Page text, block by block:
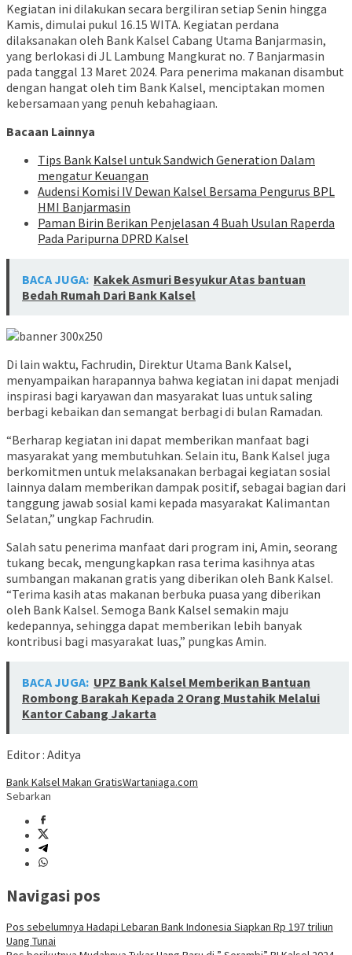
Kegiatan ini dilakukan secara bergiliran setiap Senin hingga
Kamis, dimulai pukul 16.15 WITA. Kegiatan perdana
dilaksanakan oleh Bank Kalsel Cabang Utama Banjarmasin,
yang berlokasi di JL Lambung Mangkurat no. 7 Banjarmasin
pada tanggal 13 Maret 2024. Para penerima makanan disambut
dengan hangat oleh tim Bank Kalsel, menciptakan momen
kebersamaan yang penuh kebahagiaan.
Bacaan Lainnya
Tips Bank Kalsel untuk Sandwich Generation Dalam
mengatur Keuangan
Audensi Komisi IV Dewan Kalsel Bersama Pengurus BPL
HMI Banjarmasin
Paman Birin Berikan Penjelasan 4 Buah Usulan Raperda
Pada Paripurna DPRD Kalsel
BACA JUGA: Kakek Asmuri Besyukur Atas bantuan
Bedah Rumah Dari Bank Kalsel
Di lain waktu, Fachrudin, Direktur Utama Bank Kalsel,
menyampaikan harapannya bahwa kegiatan ini dapat menjadi
inspirasi bagi karyawan dan masyarakat luas untuk saling
berbagi kebaikan dan semangat berbagi di bulan Ramadan.
“Berharap kegiatan ini dapat memberikan manfaat bagi
masyarakat yang membutuhkan. Selain itu, Bank Kalsel juga
berkomitmen untuk melaksanakan berbagai kegiatan sosial
lainnya dalam memberikan dampak positif, sebagai bagian dari
tanggung jawab sosial kami kepada masyarakat Kalimantan
Selatan,” ungkap Fachrudin.
Salah satu penerima manfaat dari program ini, Amin, seorang
tukang becak, mengungkapkan rasa terima kasihnya atas
sumbangan makanan gratis yang diberikan oleh Bank Kalsel.
“Terima kasih atas makanan berbuka puasa yang diberikan
oleh Bank Kalsel. Semoga Bank Kalsel semakin maju
kedepannya, sehingga dapat memberikan lebih banyak
kontribusi bagi masyarakat luas,” pungkas Amin.
BACA JUGA: UPZ Bank Kalsel Memberikan Bantuan
Rombong Barakah Kepada 2 Orang Mustahik Melalui
Kantor Cabang Jakarta
Editor : Aditya
Bank Kalsel Makan GratisWartaniaga.com
Sebarkan
Navigasi pos
Pos sebelumnya Hadapi Lebaran Bank Indonesia Siapkan Rp 197 triliun
Uang Tunai